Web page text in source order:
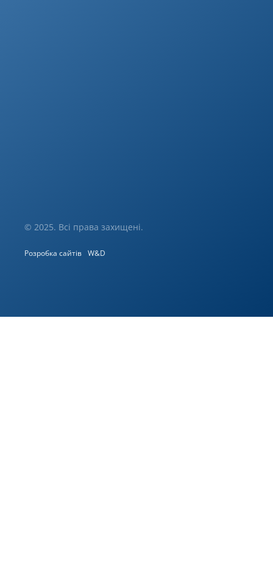
© 2025. Всі права захищені.
Розробка сайтів W&D